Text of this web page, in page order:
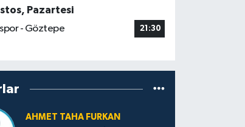
Pazartesi
- Göztepe
21:30
AHMET TAHA FURKAN